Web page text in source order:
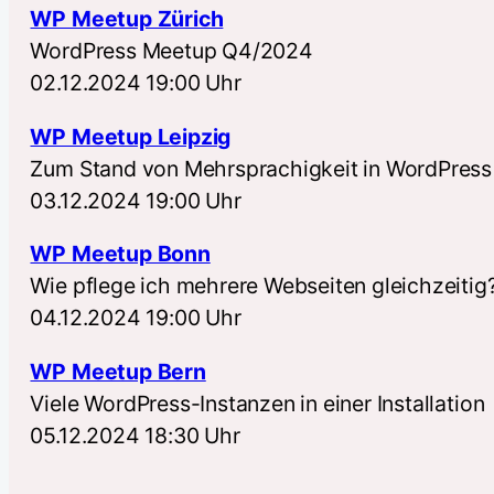
WP Meetup Zürich
WordPress Meetup Q4/2024
02.12.2024 19:00 Uhr
WP Meetup Leipzig
Zum Stand von Mehrsprachigkeit in WordPress
03.12.2024 19:00 Uhr
WP Meetup Bonn
Wie pflege ich mehrere Webseiten
04.12.2024 19:00 Uhr
WP Meetup Bern
Viele WordPress-Instanzen in einer Installation
05.12.2024 18:30 Uhr